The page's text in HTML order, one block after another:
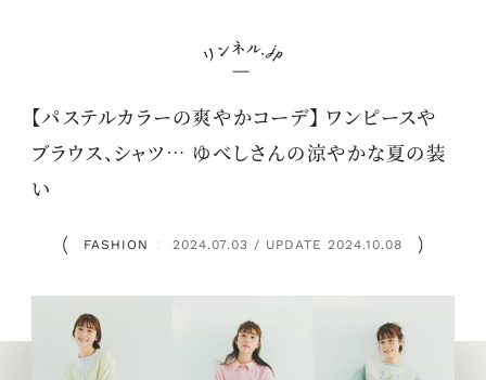
【パステルカラーの爽やかコーデ】 ワンピースや
ブラウス、シャツ… ゆべしさんの涼やかな夏の装
い
FASHION ： 2024.07.03 / UPDATE 2024.10.08